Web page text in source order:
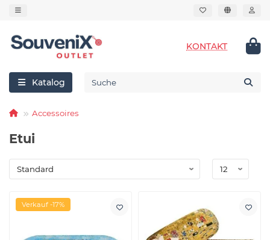
KONTAKT
Katalog
Accessoires
Etui
Verkauf -17%